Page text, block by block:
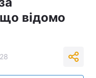
відомо